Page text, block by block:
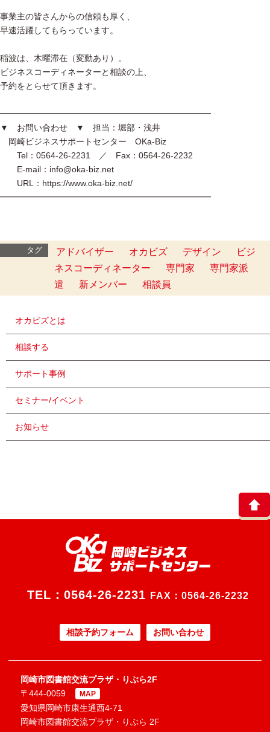
事業主の皆さんからの信頼も厚く、
早速活躍してもらっています。
稲波は、木曜滞在（変動あり）。
ビジネスコーディネーターと相談の上、
予約をとらせて頂きます。
━━━━━━━━━━━━━━━━━━━━━━━━━
▼ お問い合わせ ▼ 担当：堀部・浅井
岡崎ビジネスサポートセンター OKa-Biz
Tel：0564-26-2231 ／ Fax：0564-26-2232
E-mail：info@oka-biz.net
URL：https://www.oka-biz.net/
━━━━━━━━━━━━━━━━━━━━━━━━━
タグ アドバイザー オカビズ デザイン
ビジ
ネスコーディネーター
専門家
専門家派
遣
新メンバー 相談員
オカビズとは
相談する
サポート事例
セミナー/イベント
お知らせ
TEL： 0564-26-2231 FAX：0564-26-2232
相談予約フォーム お問い合わせ
岡崎市図書館交流プラザ・りぶら2F
〒444-0059
MAP
愛知県岡崎市康生通西4-71
岡崎市図書館交流プラザ・りぶら 2F